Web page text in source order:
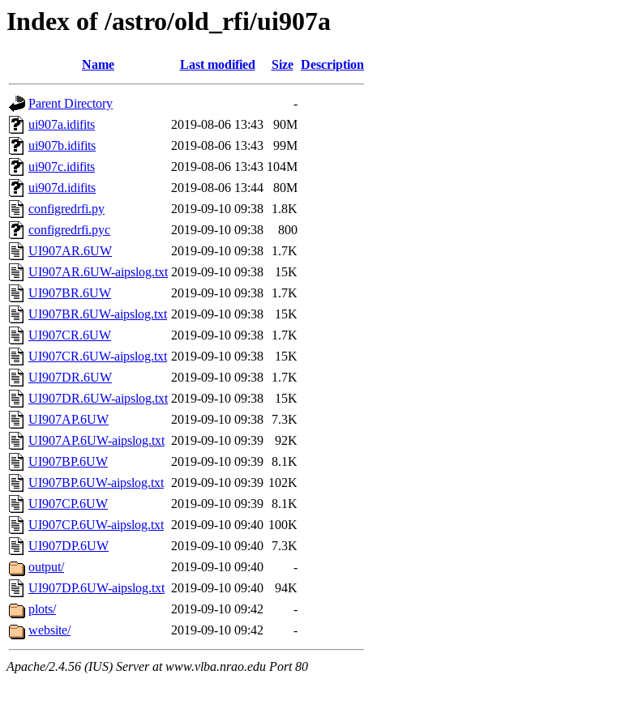
Index of /astro/old_rfi/ui907a
Name Last modified Size Description
Parent Directory
-
ui907a.idifits
2019-08-06 13:43
90M
ui907b.idifits
2019-08-06 13:43
99M
ui907c.idifits
2019-08-06 13:43 104M
ui907d.idifits
2019-08-06 13:44
80M
configredrfi.py
2019-09-10 09:38
1.8K
configredrfi.pyc
2019-09-10 09:38
800
UI907AR.6UW
2019-09-10 09:38
1.7K
UI907AR.6UW-aipslog.txt 2019-09-10 09:38
15K
UI907BR.6UW
2019-09-10 09:38
1.7K
UI907BR.6UW-aipslog.txt 2019-09-10 09:38
15K
UI907CR.6UW
2019-09-10 09:38
1.7K
UI907CR.6UW-aipslog.txt 2019-09-10 09:38
15K
UI907DR.6UW
2019-09-10 09:38
1.7K
UI907DR.6UW-aipslog.txt 2019-09-10 09:38
15K
UI907AP.6UW
2019-09-10 09:38
7.3K
UI907AP.6UW-aipslog.txt 2019-09-10 09:39
92K
UI907BP.6UW
2019-09-10 09:39 8.1K
UI907BP.6UW-aipslog.txt 2019-09-10 09:39 102K
UI907CP.6UW
2019-09-10 09:39 8.1K
UI907CP.6UW-aipslog.txt 2019-09-10 09:40 100K
UI907DP.6UW
2019-09-10 09:40
7.3K
output/
2019-09-10 09:40
-
UI907DP.6UW-aipslog.txt 2019-09-10 09:40
94K
plots/
2019-09-10 09:42
-
website/
2019-09-10 09:42 -
Apache/2.4.56 (IUS) Server at www.vlba.nrao.edu Port 80